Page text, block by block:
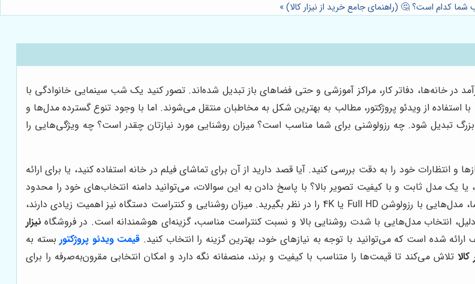
شما کدام است؟ 🤔 (راهنمای جامع خرید از نیزار کالا)»
در خانه‌ها، دفاتر کار، مراکز آموزشی و حتی فضاهای باز تبدیل شده‌اند. تصور کنید یک شب سینمایی خانوادگی با
استفاده از ویدئو پروژکتور، مطالب به بهترین شکل به مخاطبان منتقل می‌شوند. اما با وجود تنوع گسترده مدل‌ها و
تبدیل شود. چه رزولوشنی برای شما مناسب است؟ میزان روشنایی مورد نیازتان چقدر است؟ چه ویژگی‌هایی را
و انتظارات خود را به دقت بررسی کنید. آیا قصد دارید از آن برای تماشای فیلم در خانه استفاده کنید، یا برای ارائه
یک مدل ثابت و با کیفیت تصویر بالا؟ با پاسخ دادن به این سوالات، می‌توانید دامنه انتخاب‌های خود را محدود
کرده و به سمت مدل‌های مناسب‌تر حرکت کنید. برای داشتن بهترین تجربه تماشا، مدل‌هایی با رزولوشن Full HD یا 4K را در نظر بگیرید. میزان روشنایی و کنتراست دستگاه نیز اهمیت زیادی دارند،
انتخاب مدل‌هایی با شدت روشنایی بالا و نسبت کنتراست مناسب، گزینه‌ای هوشمندانه است. در فروشگاه نیزار
شده است که می‌توانید با توجه به نیازهای خود، بهترین گزینه را انتخاب کنید. قیمت ویدئو پروژکتوربسته به
کالا تلاش می‌کند تا قیمت‌ها را متناسب با کیفیت و برند، منصفانه نگه دارد و امکان انتخابی مقرون‌به‌صرفه را برای